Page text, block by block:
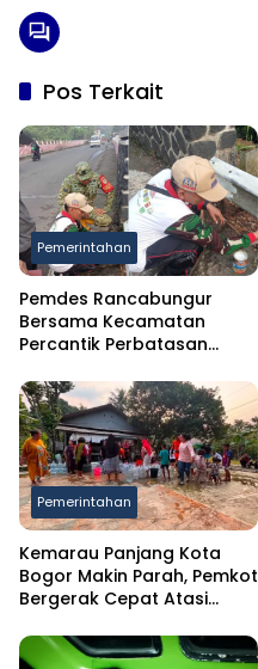
Pos Terkait
Pemerintahan
Pemdes Rancabungur
Bersama Kecamatan
Percantik Perbatasan
Putih Sambut HUT RI ke-81
Pemerintahan
Kemarau Panjang Kota
Bogor Makin Parah, Pemkot
Bergerak Cepat Atasi